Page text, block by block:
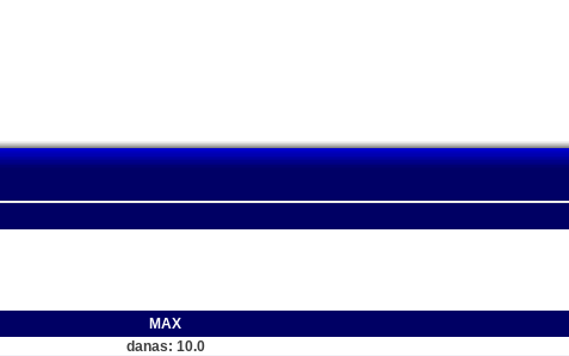
MAX
danas: 10.0